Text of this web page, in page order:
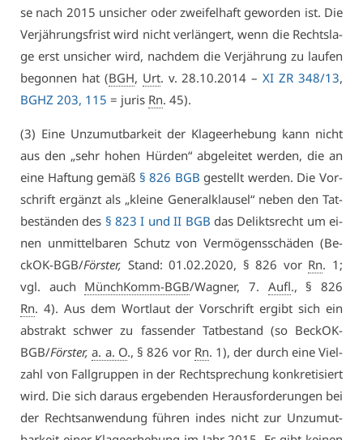
se nach 2015 un­si­cher oder zwei­fel­haft ge­wor­den ist. Die
Ver­jäh­rungs­frist wird nicht ver­län­gert, wenn die Rechts­la­
ge erst un­si­cher wird, nach­dem die Ver­jäh­rung zu lau­fen
be­gon­nen hat (BGH, Urt. v. 28.10.2014 –XI ZR 348/13,
BGHZ 203, 115 = ju­ris Rn. 45).
(3) Ei­ne Un­zu­mut­bar­keit der Kla­ge­er­he­bung kann nicht
aus den „sehr ho­hen Hür­den“ ab­ge­lei­tet wer­den, die an
ei­ne Haf­tung ge­mäß § 826 BGB ge­stellt wer­den. Die Vor­
schrift er­gänzt als „klei­ne Ge­ne­ral­klau­sel“ ne­ben den Tat­
be­stän­den des § 823 I und II BGB das De­liktsrecht um ei­
nen un­mit­tel­ba­ren Schutz von Ver­mö­gens­schä­den (Be­
ckOK-BGB/Förs­ter, Stand: 01.02.2020, § 826 vor Rn. 1;
vgl. auch MünchKomm-BGB/Wag­ner, 7. Aufl., § 826
Rn. 4). Aus dem Wort­laut der Vor­schrift er­gibt sich ein
abs­trakt schwer zu fas­sen­der Tat­be­stand (so Be­ckOK-
BGB/Förs­ter, a. a. O., § 826 vor Rn. 1), der durch ei­ne Viel­
zahl von Fall­grup­pen in der Recht­spre­chung kon­kre­ti­siert
wird. Die sich dar­aus er­ge­ben­den Her­aus­for­de­run­gen bei
der Rechts­an­wen­dung füh­ren in­des nicht zur Un­zu­mut­